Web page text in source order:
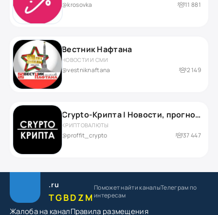
@krosovka 11 881
Вестник Нафтана
НОВОСТИ И СМИ
@vestniknaftana 2 149
Crypto-Крипта | Новости, прогнозы и аналитика
КРИПТОВАЛЮТЫ
@proffit_crypto 37 447
.ru
TGBDZM
Поможет найти каналыТелеграм по
интересам
Жалоба на каналПравила размещения